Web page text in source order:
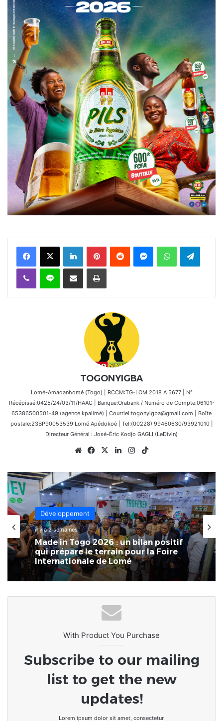
FacebookX Linkedin PinterestReddit MessengerWhatsAppTelegram
Viber Ligne Partager par email Imprimer
TOGONYIGBA
Lomé-Amadanhomé (Togo) | RCCM:TG-LOM 2018 A 5677 | N°
Récépissé:0425/24/03/11/HAAC | Banque:Orabank / Numéro de Compte:06101-
65386500501-49 (agence kpalimé) | Courriel:togonyigba@gmail.com | Boîte
postale:23BP90053539 Lomé Apédokoè | Tel:(00228) 99460630/93921010 |
Directeur Général : José-Éric Kodjo GAGLI (LeDivin)
WebsiteFacebook
X LinkedinInstagram
Développement
il y a 2 semaines
Made in Togo 2026 : un bilan positif
qui prépare le terrain pour la Foire
Économie
il y a 3 semaines
Exposition spécialisée • Expo 2027 :
Sélection des entreprises togolaises
pour la « Journée économique »
With Product You Purchase
Subscribe to our mailing
list to get the new
updates!
Lorem ipsum dolor sit amet, consectetur.